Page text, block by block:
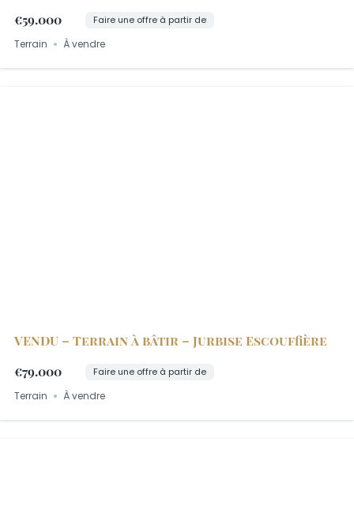
€59.000 Faire une offre à partir de
Terrain À vendre
VENDU – Terrain à bâtir – Jurbise Escouffière
€79.000
Faire une offre à partir de
Terrain À vendre